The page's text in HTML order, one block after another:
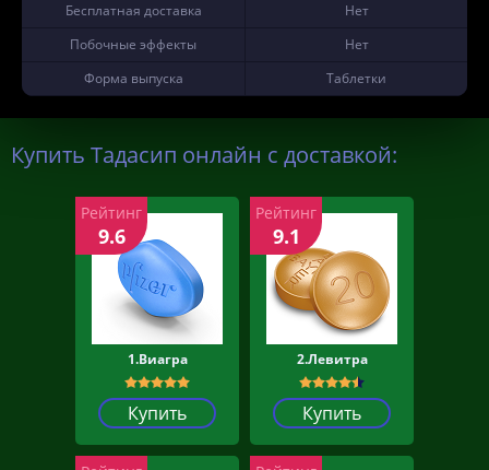
Бесплатная доставка
Нет
Побочные эффекты
Нет
Форма выпуска
Таблетки
Купить Тадасип онлайн с доставкой:
1.Виагра
Купить
Рейтинг
9.6
2.Левитра
Купить
Рейтинг
9.1